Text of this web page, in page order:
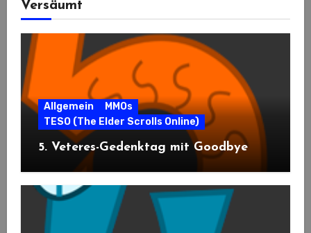
Versäumt
Allgemein
MMOs
TESO (The Elder Scrolls Online)
5. Veteres-Gedenktag mit Goodbye